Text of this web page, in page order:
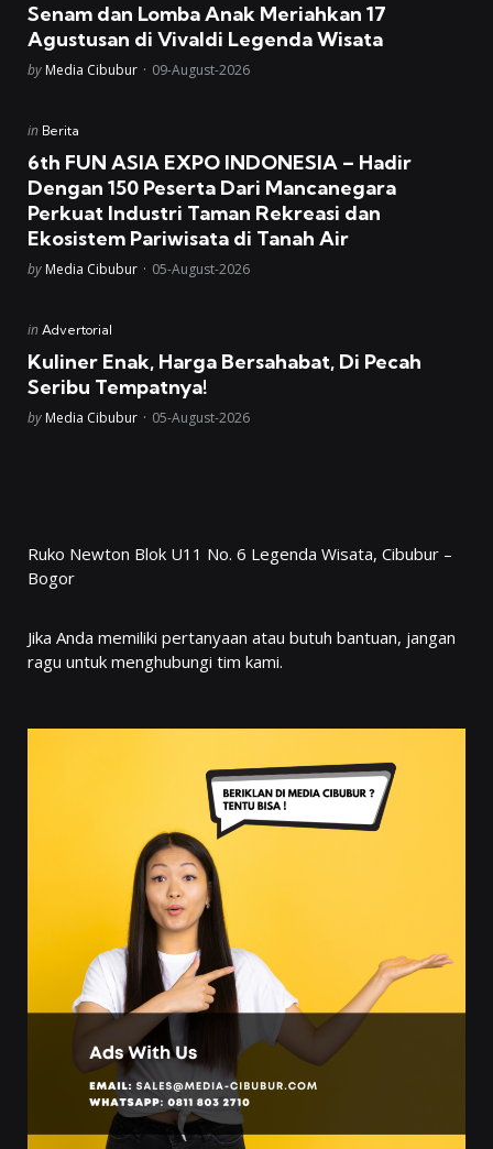
Senam dan Lomba Anak Meriahkan 17
Agustusan di Vivaldi Legenda Wisata
Posted
by Media Cibubur 09-August-2026
Posted
in Berita
6th FUN ASIA EXPO INDONESIA – Hadir
Dengan 150 Peserta Dari Mancanegara
Perkuat Industri Taman Rekreasi dan
Ekosistem Pariwisata di Tanah Air
Posted
by Media Cibubur 05-August-2026
Posted
in Advertorial
Kuliner Enak, Harga Bersahabat, Di Pecah
Seribu Tempatnya!
Posted
by Media Cibubur 05-August-2026
Ruko Newton Blok U11 No. 6 Legenda Wisata, Cibubur –
Bogor
Jika Anda memiliki pertanyaan atau butuh bantuan, jangan
ragu untuk menghubungi tim kami.